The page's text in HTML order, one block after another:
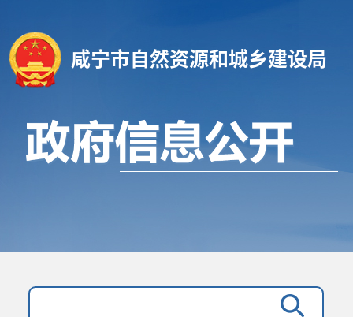
咸宁市自然资源和城乡建设局